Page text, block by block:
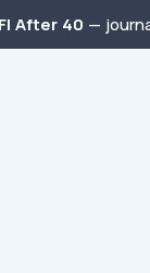
FI After 40 —